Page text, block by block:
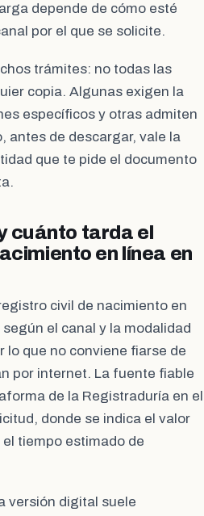
depende de cómo esté
por el que se solicite.
trámites: no todas las
copia. Algunas exigen la
específicos y otras admiten
antes de descargar, vale la
que te pide el documento
cuánto tarda el
en línea en
civil de nacimiento en
el canal y la modalidad
lo que no conviene fiarse de
por internet. La fuente fiable
de la Registraduría en el
donde se indica el valor
tiempo estimado de
versión digital suele